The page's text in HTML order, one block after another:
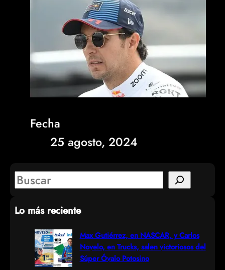
Fecha
25 agosto, 2024
S
a
Lo más reciente
Max Gutiérrez, en NASCAR, y Carlos
Novelo, en Trucks, salen victoriosos del
Súper Óvalo Potosino